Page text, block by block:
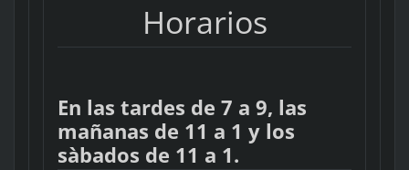
Horarios
En las tardes de 7 a 9, las
mañanas de 11 a 1 y los
sàbados de 11 a 1.